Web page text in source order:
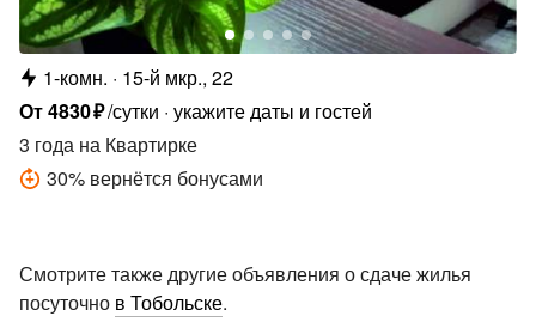
1-комн.
15-й мкр., 22
От4830₽/сутки укажите даты и гостей
3 года на Квартирке
30% вернётся бонусами
Смотрите также другие объявления о сдаче жилья
посуточно в Тобольске.